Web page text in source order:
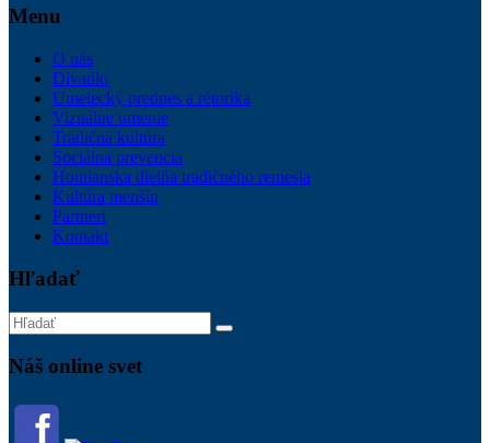
Menu
O nás
Divadlo
Umelecký prednes a rétorika
Vizuálne umenie
Tradičná kultúra
Sociálna prevencia
Hontianska dielňa tradičného remesla
Kultúra menšín
Partneri
Kontakt
Hľadať
Náš online svet